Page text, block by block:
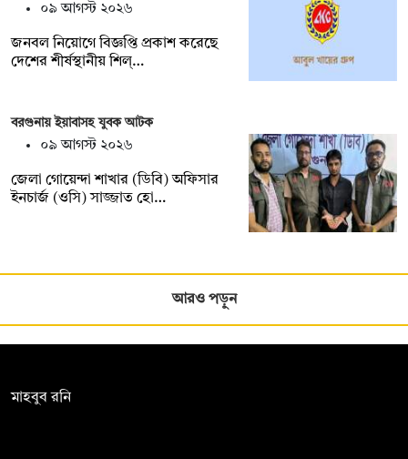
০৯ আগস্ট ২০২৬
জনবল নিয়োগে বিজ্ঞপ্তি প্রকাশ করেছে
দেশের শীর্ষস্থানীয় শিল্…
বরগুনায় ইয়াবাসহ যুবক আটক
০৯ আগস্ট ২০২৬
জেলা গোয়েন্দা শাখার (ডিবি) অফিসার
ইনচার্জ (ওসি) সাজ্জাত হো…
আরও পড়ুন
মাহবুব রনি